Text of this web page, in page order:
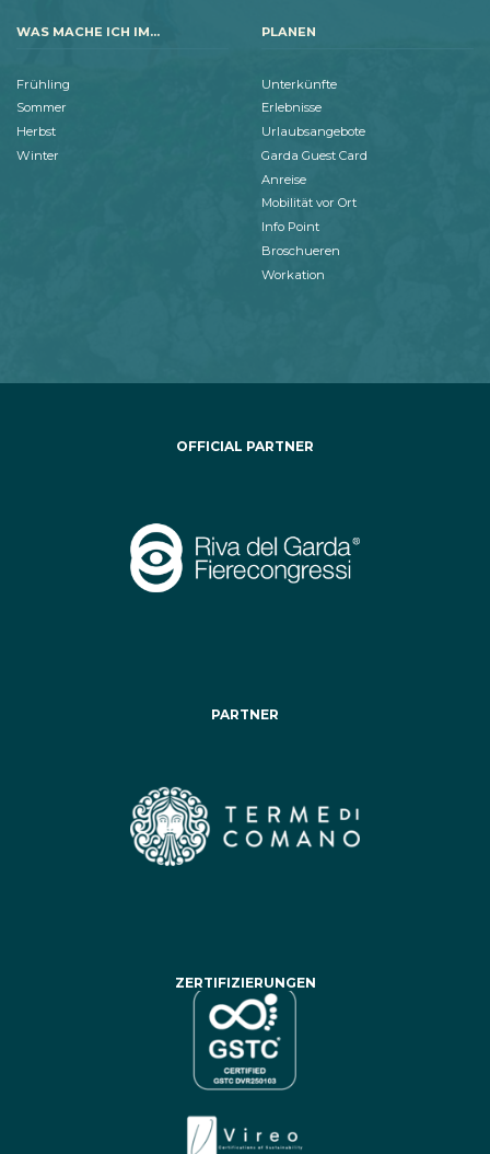
WAS MACHE ICH IM...
Frühling
Sommer
Herbst
Winter
PLANEN
Unterkünfte
Erlebnisse
Urlaubsangebote
Garda Guest Card
Anreise
Mobilität vor Ort
Info Point
Broschueren
Workation
OFFICIAL PARTNER
PARTNER
ZERTIFIZIERUNGEN